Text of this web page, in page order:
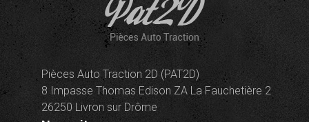
Pièces Auto Traction 2D (PAT2D)
8 Impasse Thomas Edison ZA La Fauchetière 2
26250 Livron sur Drôme